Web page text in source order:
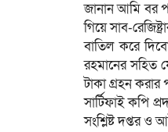
জানান আমি বর
গিয়ে সাব-
বাতিল করে
রহমানের সহিত
টাকা গ্রহন
সার্টিফাই কপি
সংশ্লিষ্ট দপ্তর ও